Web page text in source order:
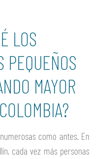
LOS
PEQUEÑOS
MAYOR
como antes. En
cada vez más personas